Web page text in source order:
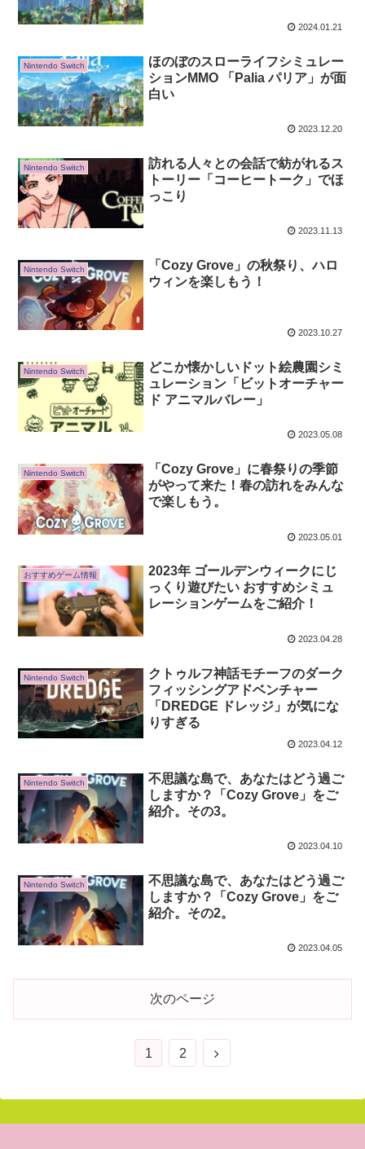
2024.01.21
Nintendo Switch
ほのぼのスローライフシミュレー
ションMMO 「Palia パリア」が面
白い
2023.12.20
Nintendo Switch
訪れる人々との会話で紡がれるス
トーリー「コーヒートーク」でほ
っこり
2023.11.13
Nintendo Switch
「Cozy Grove」の秋祭り、ハロ
ウィンを楽しもう！
2023.10.27
Nintendo Switch
どこか懐かしいドット絵農園シミ
ュレーション「ビットオーチャー
ド アニマルバレー」
2023.05.08
Nintendo Switch
「Cozy Grove」に春祭りの季節
がやって来た！春の訪れをみんな
で楽しもう。
2023.05.01
おすすめゲーム情報
2023年 ゴールデンウィークにじ
っくり遊びたい おすすめシミュ
レーションゲームをご紹介！
2023.04.28
Nintendo Switch
クトゥルフ神話モチーフのダーク
フィッシングアドベンチャー
「DREDGE ドレッジ」が気にな
りすぎる
2023.04.12
Nintendo Switch
不思議な島で、あなたはどう過ご
しますか？「Cozy Grove」をご
紹介。その3。
2023.04.10
Nintendo Switch
不思議な島で、あなたはどう過ご
しますか？「Cozy Grove」をご
紹介。その2。
2023.04.05
次のページ
1 2